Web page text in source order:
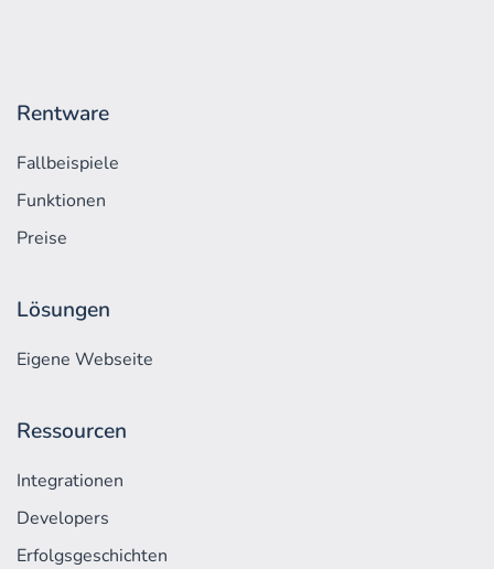
Rentware
Fallbeispiele
Funktionen
Preise
Lösungen
Eigene Webseite
Ressourcen
Integrationen
Developers
Erfolgs­geschichten